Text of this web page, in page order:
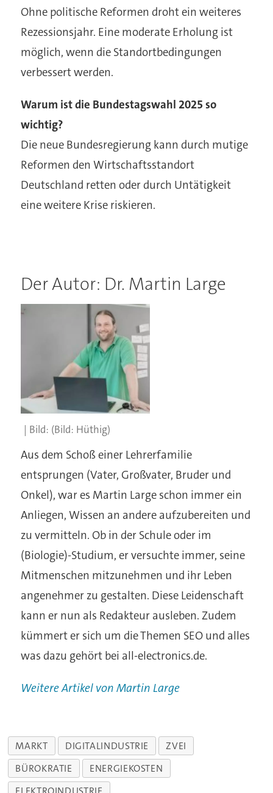
Ohne politische Reformen droht ein weiteres
Rezessionsjahr. Eine moderate Erholung ist
möglich, wenn die Standortbedingungen
verbessert werden.
Warum ist die Bundestagswahl 2025 so
wichtig?
Die neue Bundesregierung kann durch mutige
Reformen den Wirtschaftsstandort
Deutschland retten oder durch Untätigkeit
eine weitere Krise riskieren.
Der Autor: Dr. Martin Large
(Bild: Hüthig)
Aus dem Schoß einer Lehrerfamilie
entsprungen (Vater, Großvater, Bruder und
Onkel), war es Martin Large schon immer ein
Anliegen, Wissen an andere aufzubereiten und
zu vermitteln. Ob in der Schule oder im
(Biologie)-Studium, er versuchte immer, seine
Mitmenschen mitzunehmen und ihr Leben
angenehmer zu gestalten. Diese Leidenschaft
kann er nun als Redakteur ausleben. Zudem
kümmert er sich um die Themen SEO und alles
was dazu gehört bei all-electronics.de.
Weitere Artikel von Martin Large
MARKT DIGITALINDUSTRIE
ZVEI
BÜROKRATIE
ENERGIEKOSTEN